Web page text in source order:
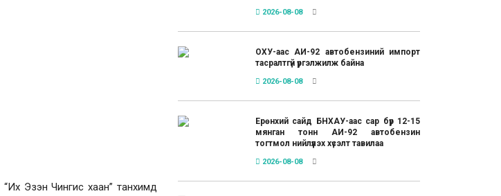
“Их Эзэн Чингис хаан” танхимд
2026-08-08
ОХУ-аас АИ-92 автобензиний импорт
тасралтгүй үргэлжилж байна
2026-08-08
Ерөнхий сайд БНХАУ-аас сар бүр 12-15
мянган тонн АИ-92 автобензин
тогтмол нийлүүлэх хүсэлт тавилаа
2026-08-08